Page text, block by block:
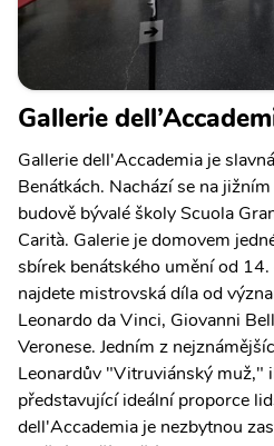
Gallerie
Gallerie dell'Accademia je
Benátkách. Nachází se na
budově bývalé školy Scuola
Carità. Galerie je domovem
sbírek benátského umění od
najdete mistrovská díla od
Leonardo da Vinci, Giovanni
Veronese. Jedním z
Leonardův "Vitruviánský muž,"
představující ideální proporce
dell'Accademia je nezbytnou